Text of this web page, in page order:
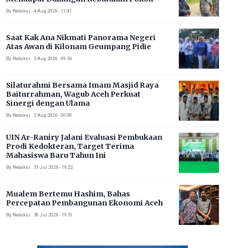
By Redaksi . 4 Aug 2026 - 11:41
Saat Kak Ana Nikmati Panorama Negeri
Atas Awan di Kilonam Geumpang Pidie
By Redaksi . 3 Aug 2026 - 09:36
Silaturahmi Bersama Imam Masjid Raya
Baiturrahman, Wagub Aceh Perkuat
Sinergi dengan Ulama
By Redaksi . 2 Aug 2026 - 00:08
UIN Ar-Raniry Jalani Evaluasi Pembukaan
Prodi Kedokteran, Target Terima
Mahasiswa Baru Tahun Ini
By Redaksi . 31 Jul 2026 - 19:22
Mualem Bertemu Hashim, Bahas
Percepatan Pembangunan Ekonomi Aceh
By Redaksi . 30 Jul 2026 - 19:51